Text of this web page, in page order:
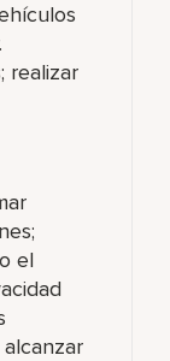
realizar
el